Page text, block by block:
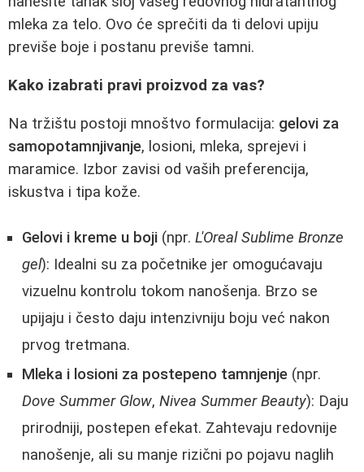
mleka za telo. Ovo će sprečiti da ti delovi upiju
previše boje i postanu previše tamni.
Kako izabrati pravi proizvod za vas?
Na tržištu postoji mnoštvo formulacija: gelovi za
samopotamnjivanje, losioni, mleka, sprejevi i
maramice. Izbor zavisi od vaših preferencija,
iskustva i tipa kože.
Gelovi i kreme u boji (npr. L'Oreal Sublime Bronze
gel): Idealni su za početnike jer omogućavaju
vizuelnu kontrolu tokom nanošenja. Brzo se
upijaju i često daju intenzivniju boju već nakon
prvog tretmana.
Mleka i losioni za postepeno tamnjenje (npr.
Dove Summer Glow, Nivea Summer Beauty): Daju
prirodniji, postepen efekat. Zahtevaju redovnije
nanošenje, ali su manje rizični po pojavu naglih